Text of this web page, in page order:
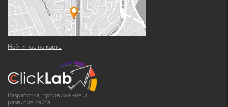
Найти нас на карте
Разработка, продвижение и
развитие сайта